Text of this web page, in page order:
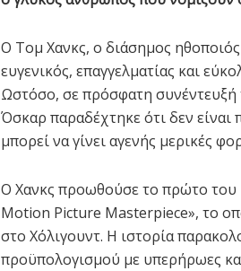
Ο Τομ Χανκς, ο διάσημος ηθοποιός
ευγενικός, επαγγελματίας και
Ωστόσο, σε πρόσφατη
Όσκαρ παραδέχτηκε ότι δεν
μπορεί να γίνει αγενής μερικές
Ο Χανκς προωθούσε το πρώτο
Motion Picture Masterpiece», το
στο Χόλιγουντ. Η ιστορία
προϋπολογισμού με υπερήρωες